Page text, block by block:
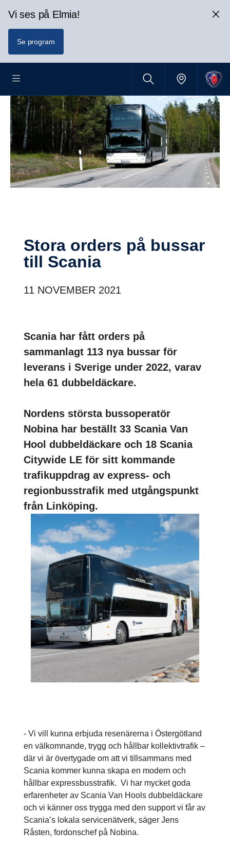
Vi ses på Elmia!
Se program
Stora orders på bussar
till Scania
11 NOVEMBER 2021
Scania har fått orders på
sammanlagt 113 nya bussar för
leverans i Sverige under 2022, varav
hela 61 dubbeldäckare.
Nordens största bussoperatör
Nobina har beställt 33 Scania Van
Hool dubbeldäckare och 18 Scania
Citywide LE för sitt kommande
trafikuppdrag av express- och
regionbusstrafik med utgångspunkt
från Linköping.
- Vi vill kunna erbjuda resenärerna i Östergötland
en välkomnande, trygg och hållbar kollektivtrafik –
där vi är övertygade om att vi tillsammans med
Scania kommer kunna skapa en modern och
hållbar expressbusstrafik. Vi har mycket goda
erfarenheter av Scania Van Hools dubbeldäckare
och vi känner oss trygga med den support vi får av
Scania’s lokala servicenätverk, säger Jens
Råsten, fordonschef på Nobina.